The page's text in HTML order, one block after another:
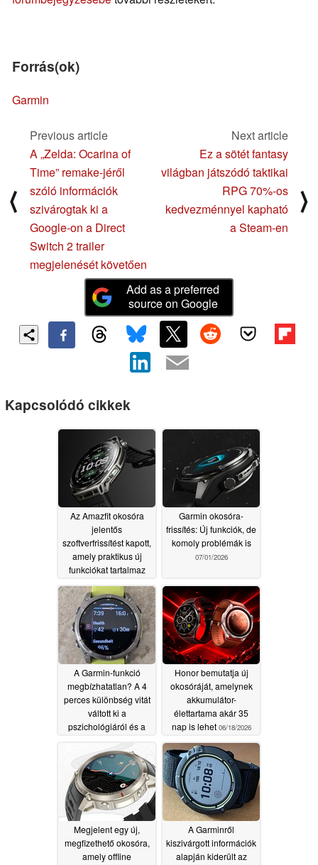
Forrás(ok)
Garmin
⟨
Previous article
A „Zelda: Ocarina of
Time” remake-jéről
szóló információk
szivárogtak ki a
Google-on a Direct
Switch 2 trailer
megjelenését követően
Next article
Ez a sötét fantasy
világban játszódó taktikai
RPG 70%-os
kedvezménnyel kapható
a Steam-en
⟩
Add as a preferred
source on Google
Kapcsolódó cikkek
Az Amazfit okosóra
jelentős
szoftverfrissítést kapott,
amely praktikus új
funkciókat tartalmaz
07/04/2026
Garmin okosóra-
frissítés: Új funkciók, de
komoly problémák is
07/01/2026
A Garmin-funkció
megbízhatatlan? A 4
perces különbség vitát
váltott ki a
pszichológiáról és a
06/22/2026
Honor bemutatja új
okosóráját, amelynek
akkumulátor-
élettartama akár 35
nap is lehet 06/18/2026
Megjelent egy új,
megfizethető okosóra,
amely offline
A Garminről
kiszivárgott információk
alapján kiderült az